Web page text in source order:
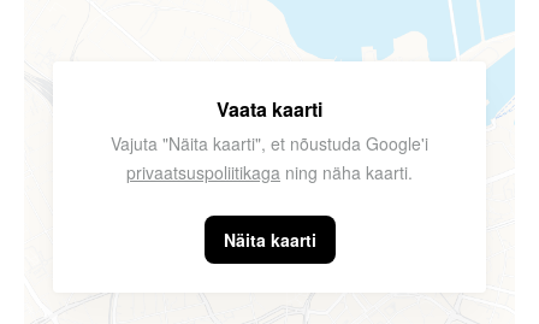
Vaata kaarti
Vajuta "Näita kaarti", et nõustuda Google'i
privaatsuspoliitikaga ning näha kaarti.
Näita kaarti